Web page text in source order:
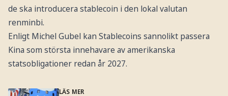
de ska introducera stablecoin i den lokal valutan
renminbi.
Enligt Michel Gubel kan Stablecoins sannolikt passera
Kina som största innehavare av amerikanska
statsobligationer redan år 2027.
LÄS MER